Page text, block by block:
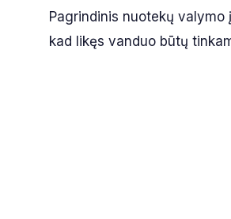
Pagrindinis nuotekų
kad likęs vanduo būtų